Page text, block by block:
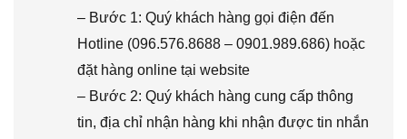
– Bước 1: Quý khách hàng gọi điện đến
Hotline (096.576.8688 – 0901.989.686) hoặc
đặt hàng online tại website
– Bước 2: Quý khách hàng cung cấp thông
tin, địa chỉ nhận hàng khi nhận được tin nhắn